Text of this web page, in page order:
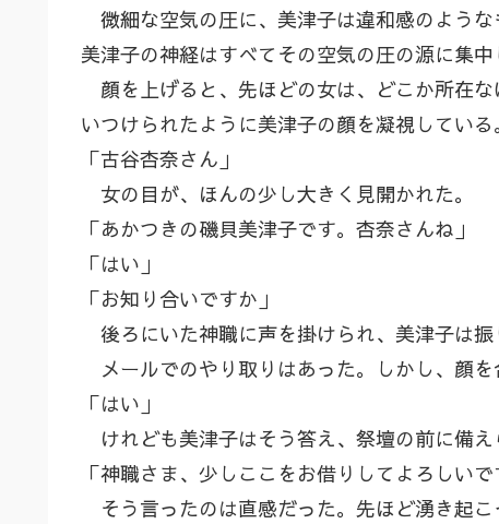
微細な空気の圧に、美津子は違和感のような
美津子の神経はすべてその空気の圧の源に集中
顔を上げると、先ほどの女は、どこか所在
いつけられたように美津子の顔を凝視している。
「古谷杏奈さん」
女の目が、ほんの少し大きく見開かれた。
「あかつきの磯貝美津子です。杏奈さんね」
「はい」
「お知り合いですか」
後ろにいた神職に声を掛けられ、美津子は振
メールでのやり取りはあった。しかし、顔を
「はい」
けれども美津子はそう答え、祭壇の前に備え
「神職さま、少しここをお借りしてよろしいで
そう言ったのは直感だった。先ほど湧き起こ